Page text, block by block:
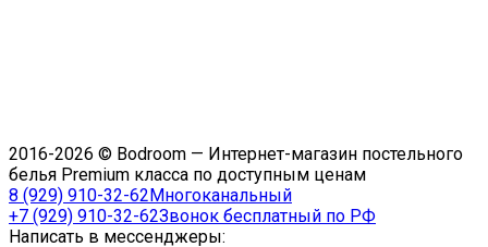
2016-2026 © Bodroom — Интернет-магазин постельного
белья Premium класса по доступным ценам
8 (929) 910-32-62 Многоканальный
+7 (929) 910-32-62Звонок бесплатный по РФ
Написать в мессенджеры: